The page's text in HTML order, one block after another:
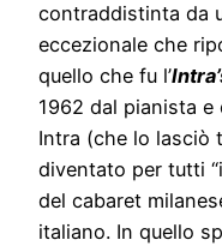
contraddistinta da
eccezionale che
quello che fu l’
1962 dal pianista
Intra (che lo lasciò
diventato per tutti
del cabaret
italiano. In quello